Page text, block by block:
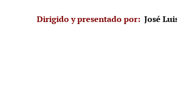
Dirigido y presentado por: José